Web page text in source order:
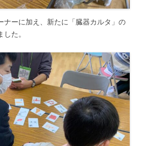
ナーに加え、新たに「臓器カルタ」の
た。